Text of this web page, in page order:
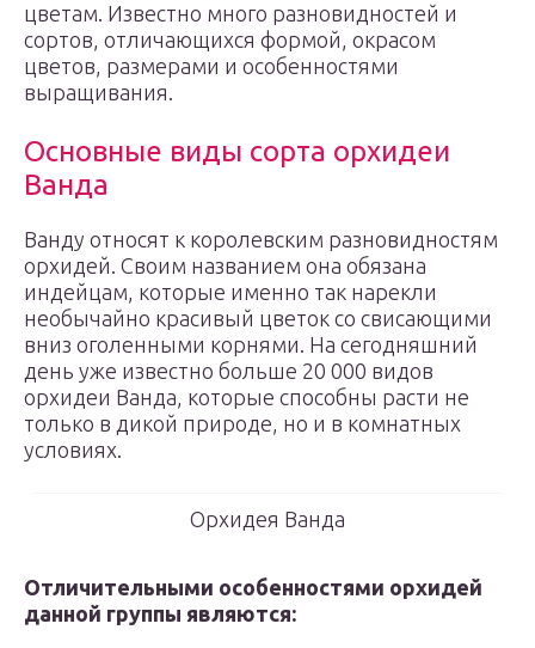
цветам. Известно много разновидностей и
сортов, отличающихся формой, окрасом
цветов, размерами и особенностями
выращивания.
Основные виды сорта орхидеи
Ванда
Ванду относят к королевским разновидностям
орхидей. Своим названием она обязана
индейцам, которые именно так нарекли
необычайно красивый цветок со свисающими
вниз оголенными корнями. На сегодняшний
день уже известно больше 20 000 видов
орхидеи Ванда, которые способны расти не
только в дикой природе, но и в комнатных
условиях.
Орхидея Ванда
Отличительными особенностями орхидей
данной группы являются: